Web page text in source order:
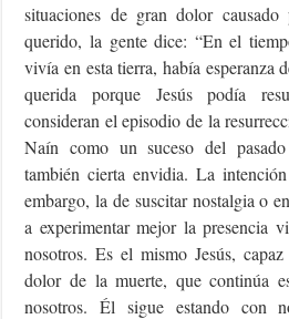
situaciones de gran dolor
querido, la gente dice: “En el
vivía en esta tierra, había esperanza
querida porque Jesús podía
consideran el episodio de la
Naín como un suceso del
también cierta envidia. La
embargo, la de suscitar nostalgia o
a experimentar mejor la presencia
nosotros. Es el mismo Jesús,
dolor de la muerte, que continúa
nosotros. Él sigue estando con